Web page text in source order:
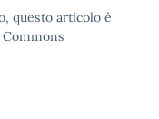
questo articolo è